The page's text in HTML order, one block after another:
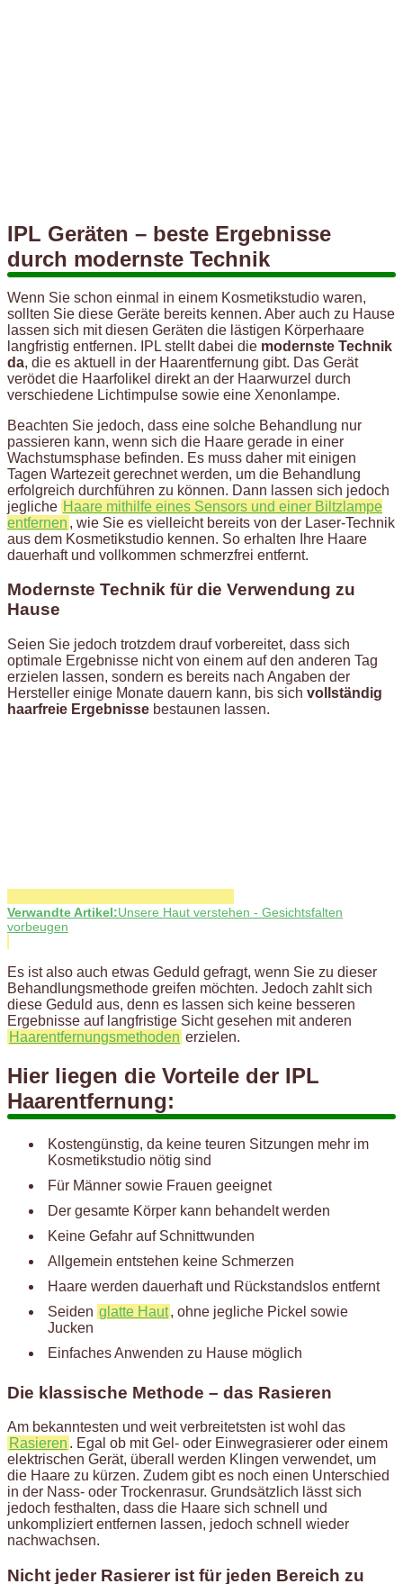
IPL Geräten – beste Ergebnisse
durch modernste Technik
Wenn Sie schon einmal in einem Kosmetikstudio waren,
sollten Sie diese Geräte bereits kennen. Aber auch zu Hause
lassen sich mit diesen Geräten die lästigen Körperhaare
langfristig entfernen. IPL stellt dabei die modernste Technik
da, die es aktuell in der Haarentfernung gibt. Das Gerät
verödet die Haarfolikel direkt an der Haarwurzel durch
verschiedene Lichtimpulse sowie eine Xenonlampe.
Beachten Sie jedoch, dass eine solche Behandlung nur
passieren kann, wenn sich die Haare gerade in einer
Wachstumsphase befinden. Es muss daher mit einigen
Tagen Wartezeit gerechnet werden, um die Behandlung
erfolgreich durchführen zu können. Dann lassen sich jedoch
jegliche Haare mithilfe eines Sensors und einer Biltzlampe
entfernen , wie Sie es vielleicht bereits von der Laser-Technik
aus dem Kosmetikstudio kennen. So erhalten Ihre Haare
dauerhaft und vollkommen schmerzfrei entfernt.
Modernste Technik für die Verwendung zu
Hause
Seien Sie jedoch trotzdem drauf vorbereitet, dass sich
optimale Ergebnisse nicht von einem auf den anderen Tag
erzielen lassen, sondern es bereits nach Angaben der
Hersteller einige Monate dauern kann, bis sich vollständig
haarfreie Ergebnisse bestaunen lassen.
Verwandte Artikel:Unsere Haut verstehen - Gesichtsfalten
vorbeugen
Es ist also auch etwas Geduld gefragt, wenn Sie zu dieser
Behandlungsmethode greifen möchten. Jedoch zahlt sich
diese Geduld aus, denn es lassen sich keine besseren
Ergebnisse auf langfristige Sicht gesehen mit anderen
Haarentfernungsmethoden erzielen.
Hier liegen die Vorteile der IPL
Haarentfernung:
Kostengünstig, da keine teuren Sitzungen mehr im
Kosmetikstudio nötig sind
Für Männer sowie Frauen geeignet
Der gesamte Körper kann behandelt werden
Keine Gefahr auf Schnittwunden
Allgemein entstehen keine Schmerzen
Haare werden dauerhaft und Rückstandslos entfernt
Seiden glatte Haut, ohne jegliche Pickel sowie
Jucken
Einfaches Anwenden zu Hause möglich
Die klassische Methode – das Rasieren
Am bekanntesten und weit verbreitetsten ist wohl das
Rasieren . Egal ob mit Gel- oder Einwegrasierer oder einem
elektrischen Gerät, überall werden Klingen verwendet, um
die Haare zu kürzen. Zudem gibt es noch einen Unterschied
in der Nass- oder Trockenrasur. Grundsätzlich lässt sich
jedoch festhalten, dass die Haare sich schnell und
unkompliziert entfernen lassen, jedoch schnell wieder
nachwachsen.
Nicht jeder Rasierer ist für jeden Bereich zu